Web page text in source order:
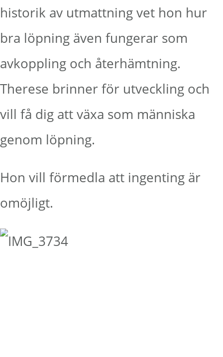
historik av utmattning vet hon hur
bra löpning även fungerar som
avkoppling och återhämtning.
Therese brinner för utveckling och
vill få dig att växa som människa
genom löpning.
Hon vill förmedla att ingenting är
omöjligt.